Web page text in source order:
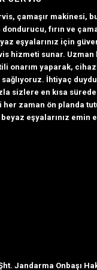
çamaşır makinesi,
fırın ve
eşyalarınız için
hizmeti sunar. Uzman
onarım yaparak,
sağlıyoruz. İhtiyaç
sizlere en kısa
zaman ön planda
eşyalarınız emin
Jandarma Onbaşı